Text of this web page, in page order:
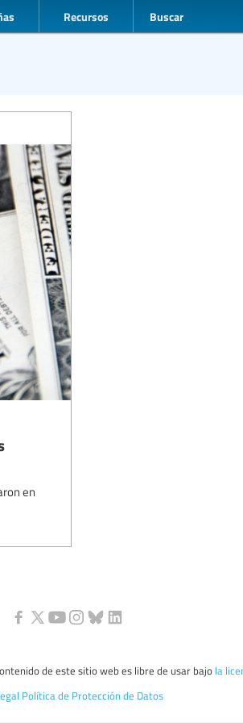
Recursos Buscar
en
de este sitio web es libre de usar bajo la
Política de Protección de Datos